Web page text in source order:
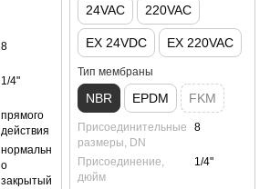
8
1/4"
прямого
действия
нормальн
о
закрытый
24VAC 220VAC
EX 24VDC EX 220VAC
Тип мембраны
NBR EPDM FKM
Присоединительные
размеры, DN
8
Присоединение,
дюйм
1/4"